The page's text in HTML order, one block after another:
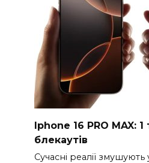
Iphone 16 PRO MAX:
блекаутів
Сучасні реалії змушують